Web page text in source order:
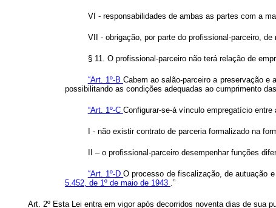
VI - responsabilidades de ambas as partes com a
VII - obrigação, por parte do profissional-parceiro,
§ 11. O profissional-parceiro não terá relação de
“Art. 1º-B Cabem ao salão-parceiro a preservação e
possibilitando as condições adequadas ao cumprimento
“Art. 1º-C Configurar-se-á vínculo empregatício
I - não existir contrato de parceria formalizado na
II – o profissional-parceiro desempenhar funções
“Art. 1º-DO processo de fiscalização, de autuação
5.452, de 1º de maio de 1943 .”
Art. 2º Esta Lei entra em vigor após decorridos noventa dias de sua